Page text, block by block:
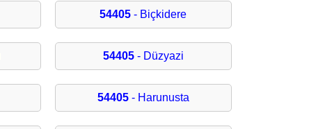
54405 - Biçkidere
54405- Düzyazi
54405- Harunusta